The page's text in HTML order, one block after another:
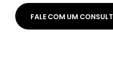
FALE COM UM